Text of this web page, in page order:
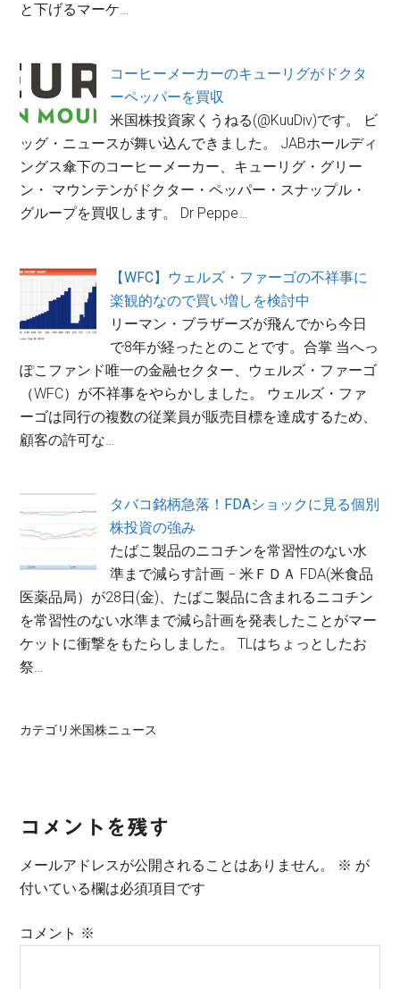
と下げるマーケ…
コーヒーメーカーのキューリグがドクタ
ーペッパーを買収
米国株投資家くうねる(@KuuDiv)です。 ビ
ッグ・ニュースが舞い込んできました。 JABホールディ
ングス傘下のコーヒーメーカー、キューリグ・グリー
ン・ マウンテンがドクター・ペッパー・スナップル・
グループを買収します。 Dr Peppe…
【WFC】ウェルズ・ファーゴの不祥事に
楽観的なので買い増しを検討中
リーマン・ブラザーズが飛んでから今日
で8年が経ったとのことです。合掌 当へっ
ぽこファンド唯一の金融セクター、ウェルズ・ファーゴ
（WFC）が不祥事をやらかしました。 ウェルズ・ファ
ーゴは同行の複数の従業員が販売目標を達成するため、
顧客の許可な…
タバコ銘柄急落！FDAショックに見る個別
株投資の強み
たばこ製品のニコチンを常習性のない水
準まで減らす計画 − 米ＦＤＡ FDA(米食品
医薬品局）が28日(金)、たばこ製品に含まれるニコチン
を常習性のない水準まで減ら計画を発表したことがマー
ケットに衝撃をもたらしました。 TLはちょっとしたお
祭…
カテゴリ米国株ニュース
Reader
Interactions
コメントを残す
メールアドレスが公開されることはありません。 ※ が
付いている欄は必須項目です
コメント ※